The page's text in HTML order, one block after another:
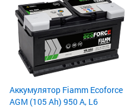
Аккумулятор Fiamm Ecoforce
AGM (105 Ah) 950 А, L6